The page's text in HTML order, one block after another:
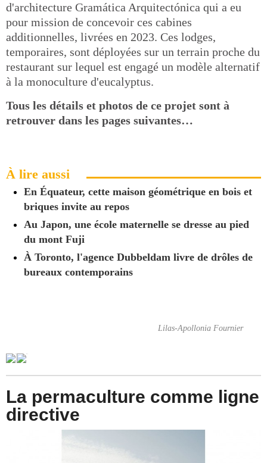
d'architecture Gramática Arquitectónica qui a eu
pour mission de concevoir ces cabines
additionnelles, livrées en 2023. Ces lodges,
temporaires, sont déployées sur un terrain proche du
restaurant sur lequel est engagé un modèle alternatif
à la monoculture d'eucalyptus.
Tous les détails et photos de ce projet sont à
retrouver dans les pages suivantes…
À lire aussi
En Équateur, cette maison géométrique en bois et
briques invite au repos
Au Japon, une école maternelle se dresse au pied
du mont Fuji
À Toronto, l'agence Dubbeldam livre de drôles de
bureaux contemporains
Lilas-Apollonia Fournier
La permaculture comme ligne
directive